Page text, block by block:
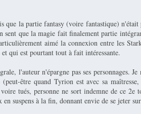
que la partie fantasy (voire fantastique)
sent que la magie fait finalement partie
aimé la connexion entre les
qui est pourtant tout à fait intéressante.
l'auteur n'épargne pas ses personnages.
être quand Tyrion est avec sa
voire tués, personne ne sort indemne de ce
en suspens à la fin, donnant envie de se jeter